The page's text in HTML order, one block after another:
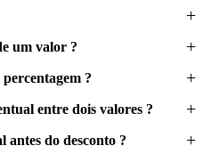
um valor ?
?
entre dois valores ?
do desconto ?